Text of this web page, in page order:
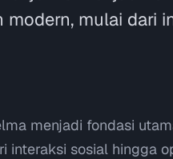
mulai dari
menjadi fondasi
interaksi sosial hingga